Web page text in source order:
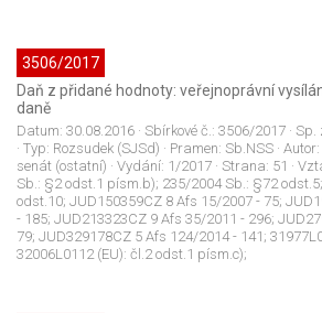
3506/2017
Daň z přidané hodnoty: veřejnoprávní
daně
Datum: 30.08.2016 · Sbírkové č.: 3506/2017 · Sp.
· Typ: Rozsudek (SJSd) · Pramen: Sb.NSS · Autor:
senát (ostatní) · Vydání: 1/2017 · Strana: 51 ·
Sb.: §2 odst.1 písm.b); 235/2004 Sb.: §72
odst.10; JUD150359CZ 8 Afs 15/2007 - 75;
- 185; JUD213323CZ 9 Afs 35/2011 - 296;
79; JUD329178CZ 5 Afs 124/2014 - 141;
32006L0112 (EU): čl.2 odst.1 písm.c);